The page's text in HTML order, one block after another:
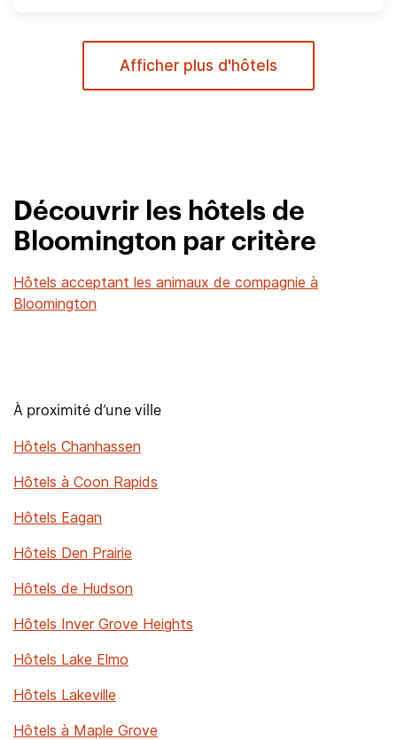
Afficher plus d'hôtels
Découvrir les hôtels de
Bloomington par critère
Hôtels acceptant les animaux de compagnie à
Bloomington
À proximité d’une ville
Hôtels Chanhassen
Hôtels à Coon Rapids
Hôtels Eagan
Hôtels Den Prairie
Hôtels de Hudson
Hôtels Inver Grove Heights
Hôtels Lake Elmo
Hôtels Lakeville
Hôtels à Maple Grove